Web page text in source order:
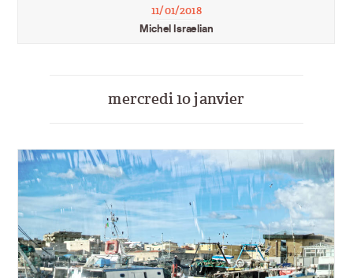
11/01/2018
Michel Israelian
mercredi 10 janvier